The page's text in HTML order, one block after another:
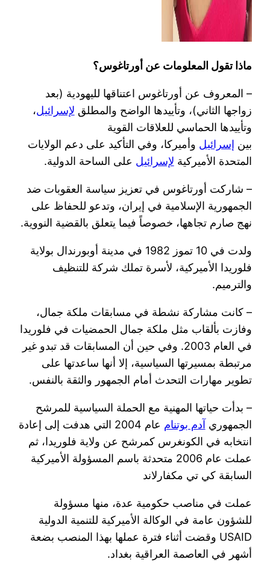
ماذا تقول المعلومات عن أورتاغوس؟
– المعروف عن أورتاغوس اعتناقها لليهودية (بعد
زواجها الثاني)، وتأييدها الواضح والمطلق لإسرائيل،
وتأييدها الحماسي للعلاقات القوية
بين إسرائيل وأميركا، وفي التأكيد على دعم الولايات
المتحدة الأميركية لإسرائيل على الساحة الدولية.
– شاركت أورتاغوس في تعزيز سياسة العقوبات ضد
الجمهورية الإسلامية في إيران، وتدعو للحفاظ على
نهج صارم تجاهها، خصوصاً فيما يتعلق بالقضية النووية.
ولدت في 10 تموز 1982 في مدينة أوبورندال بولاية
فلوريدا الأميركية، لأسرة تملك شركة للتنظيف
والترميم.
– كانت مشاركة نشطة في مسابقات ملكة جمال،
وفازت بألقاب مثل ملكة جمال الحمضيات في فلوريدا
في العام 2003. وفي حين أن المسابقات قد تبدو غير
مرتبطة بمسيرتها السياسية، إلا أنها ساعدتها على
تطوير مهارات التحدث أمام الجمهور والثقة بالنفس.
– بدأت حياتها المهنية مع الحملة السياسية للمرشح
الجمهوري آدم بوتنام
عام 2004 التي هدفت إلى إعادة
انتخابه في الكونغرس كمرشح عن ولاية فلوريدا، ثم
عملت عام 2006 متحدثة باسم المسؤولة الأميركية
السابقة كي تي مكفارلاند
عملت في مناصب حكومية عدة، منها مسؤولة
للشؤون عامة في الوكالة الأميركية للتنمية الدولية
USAID وقضت أثناء فترة عملها بهذا المنصب بضعة
أشهر في العاصمة العراقية بغداد.